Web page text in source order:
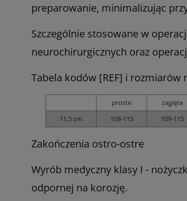
preparowanie, minimalizując
Szczególnie stosowane w
neurochirurgicznych oraz
Tabela kodów [REF] i rozmiarów
proste
zagięte
11,5 cm
108-115 109-115
Zakończenia ostro-ostre
Wyrób medyczny klasy I -
odpornej na korozję.